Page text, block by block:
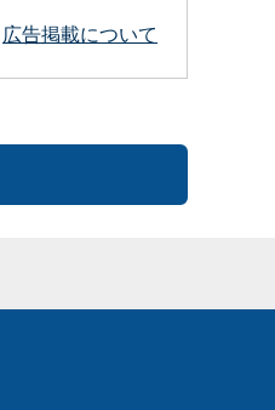
広告掲載について